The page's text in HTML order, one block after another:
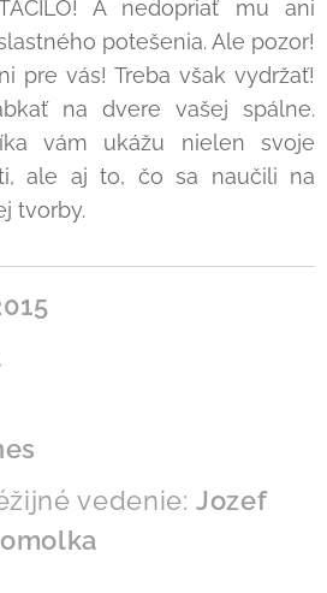
A nedopriať mu ani
potešenia. Ale pozor!
pre vás! Treba však vydržať!
na dvere vašej spálne.
vám ukážu nielen svoje
ale aj to, čo sa naučili na
tvorby.
vedenie:Jozef